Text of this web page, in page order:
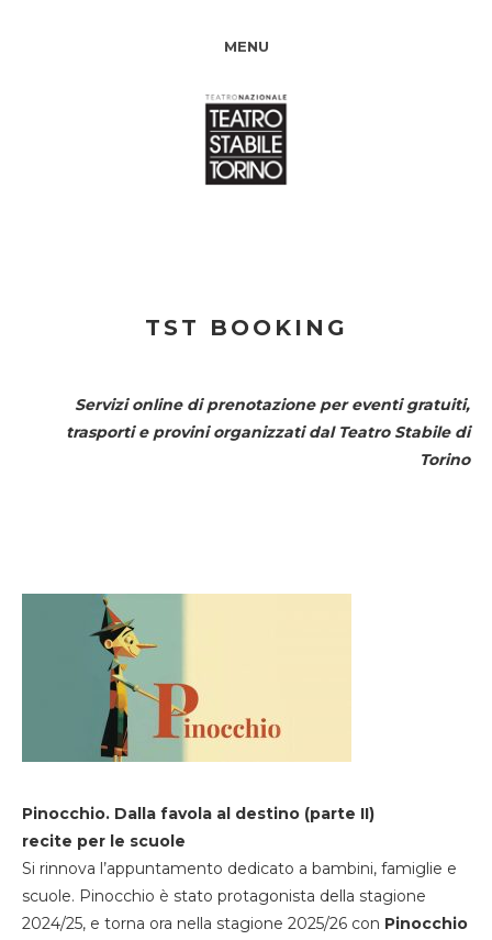
MENU
TST BOOKING
Servizi online di prenotazione per eventi gratuiti,
trasporti e provini organizzati dal Teatro Stabile di
Torino
Pinocchio. Dalla favola al destino (parte II)
recite per le scuole
Si rinnova l’appuntamento dedicato a bambini, famiglie e
scuole. Pinocchio è stato protagonista della stagione
2024/25, e torna ora nella stagione 2025/26 con Pinocchio